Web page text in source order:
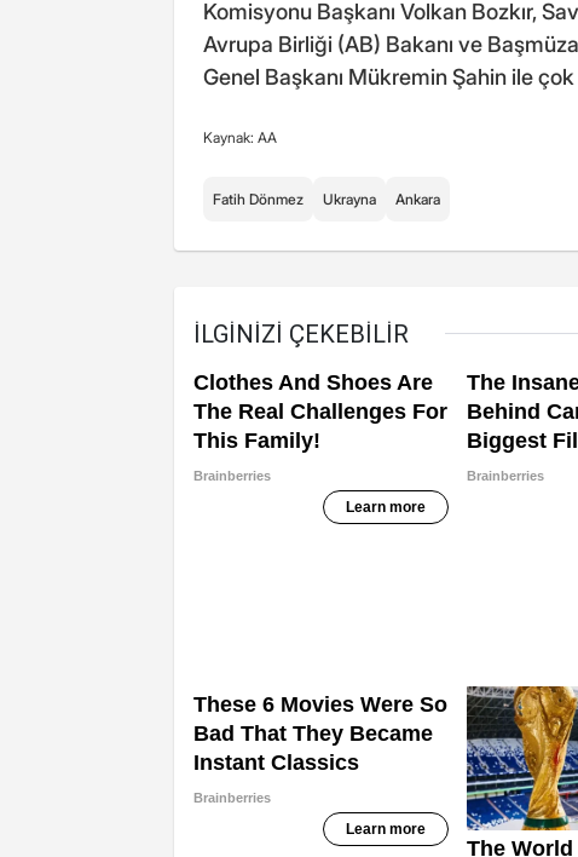
Komisyonu Başkanı Volkan Bozkır,
Avrupa Birliği (AB) Bakanı ve
Genel Başkanı Mükremin Şahin ile
Kaynak: AA
Fatih Dönmez Ukrayna Ankara